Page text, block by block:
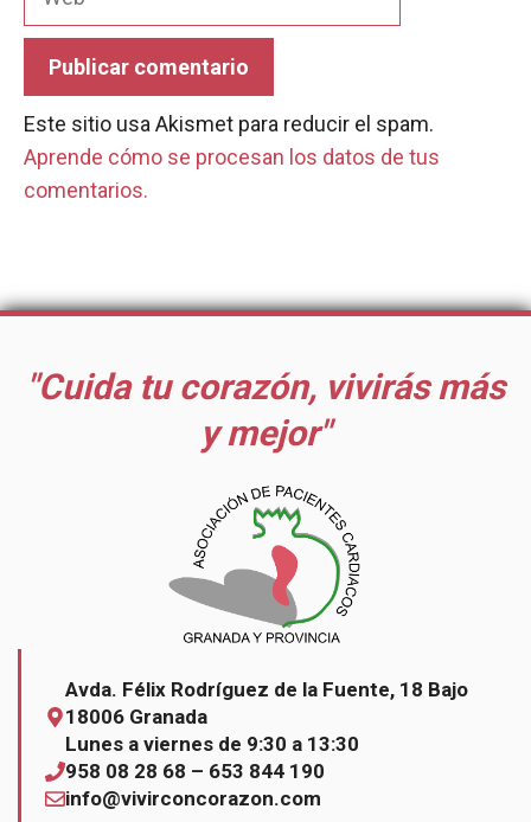
Este sitio usa Akismet para reducir el spam.
Aprende cómo se procesan los datos de tus
comentarios.
"Cuida tu corazón, vivirás más
y mejor"
Avda. Félix Rodríguez de la Fuente, 18 Bajo
18006 Granada
Lunes a viernes de 9:30 a 13:30
958 08 28 68 – 653 844 190
info@vivirconcorazon.com